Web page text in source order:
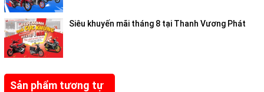
Siêu khuyến mãi tháng 8 tại Thanh Vương Phát
Sản phẩm tương tự